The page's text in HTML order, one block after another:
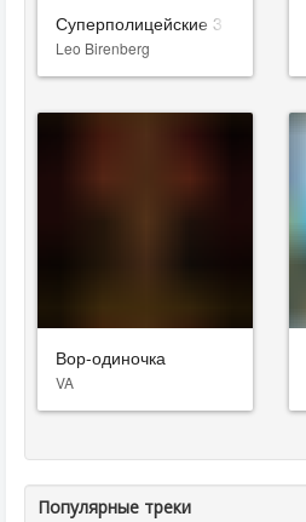
Суперполицейские 3
Leo Birenberg
Вор-одиночка
VA
Популярные треки